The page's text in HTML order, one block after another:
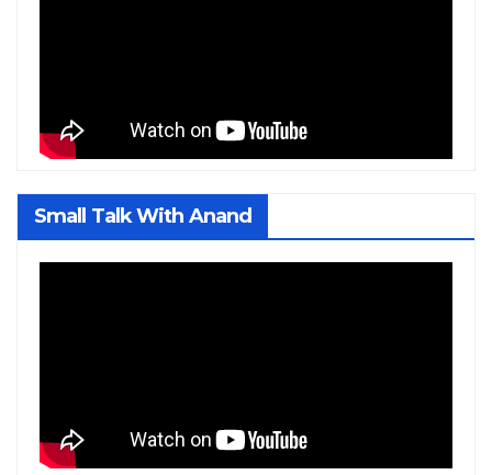
Small Talk With Anand